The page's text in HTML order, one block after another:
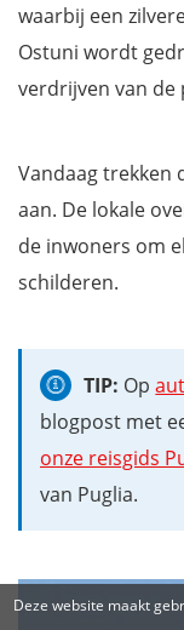
waarbij een
Ostuni wordt
verdrijven van de
Vandaag trekken
aan. De lokale
de inwoners om
schilderen.
TIP: Op
blogpost met
onze reisgids
van Puglia.
Deze website maakt